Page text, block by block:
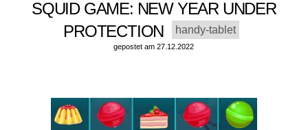
SQUID GAME: NEW YEAR UNDER
PROTECTION
handy-tablet
gepostet am 27.12.2022